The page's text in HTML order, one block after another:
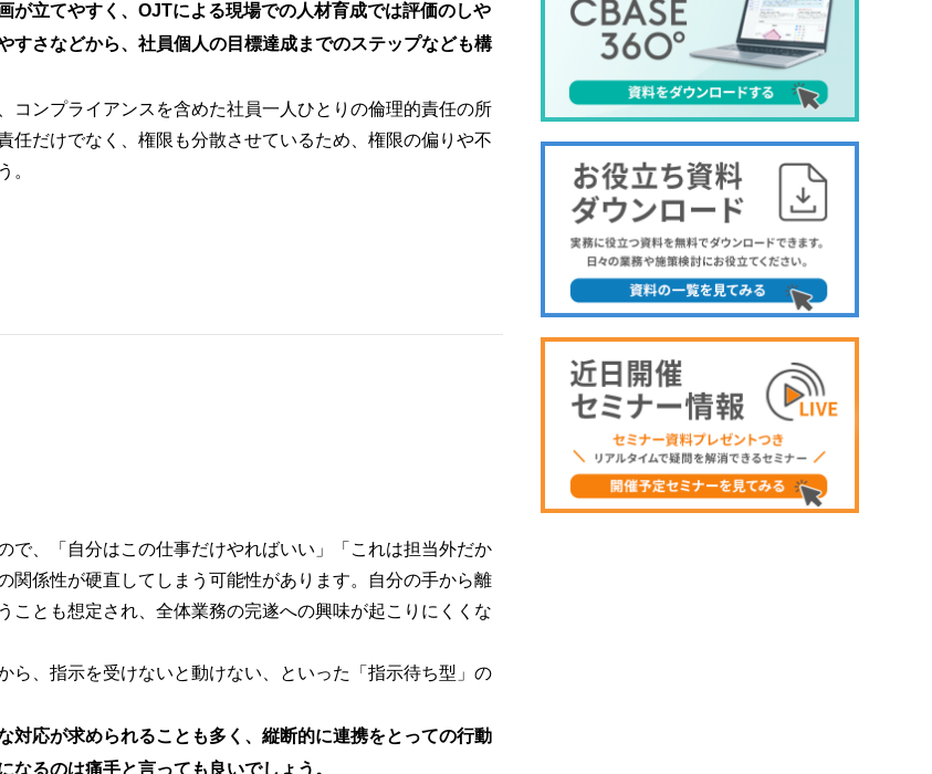
が立てやすく、OJTによる現場での人材育成では評価のしや
さなどから、社員個人の目標達成までのステップなども構
コンプライアンスを含めた社員一人ひとりの倫理的責任の所
だけでなく、権限も分散させているため、権限の偏りや不
。
、「自分はこの仕事だけやればいい」「これは担当外だか
関係性が硬直してしまう可能性があります。自分の手から離
とも想定され、全体業務の完遂への興味が起こりにくくな
ら、指示を受けないと動けない、といった「指示待ち型」の
応が求められることも多く、縦断的に連携をとっての行動
るのは痛手と言っても良いでしょう。